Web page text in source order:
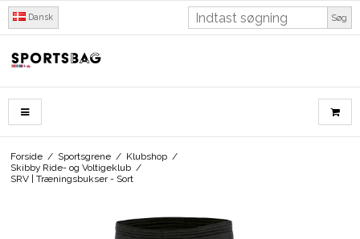
Dansk Søg
Forside / Sportsgrene / Klubshop /
Skibby Ride- og Voltigeklub /
SRV | Træningsbukser - Sort